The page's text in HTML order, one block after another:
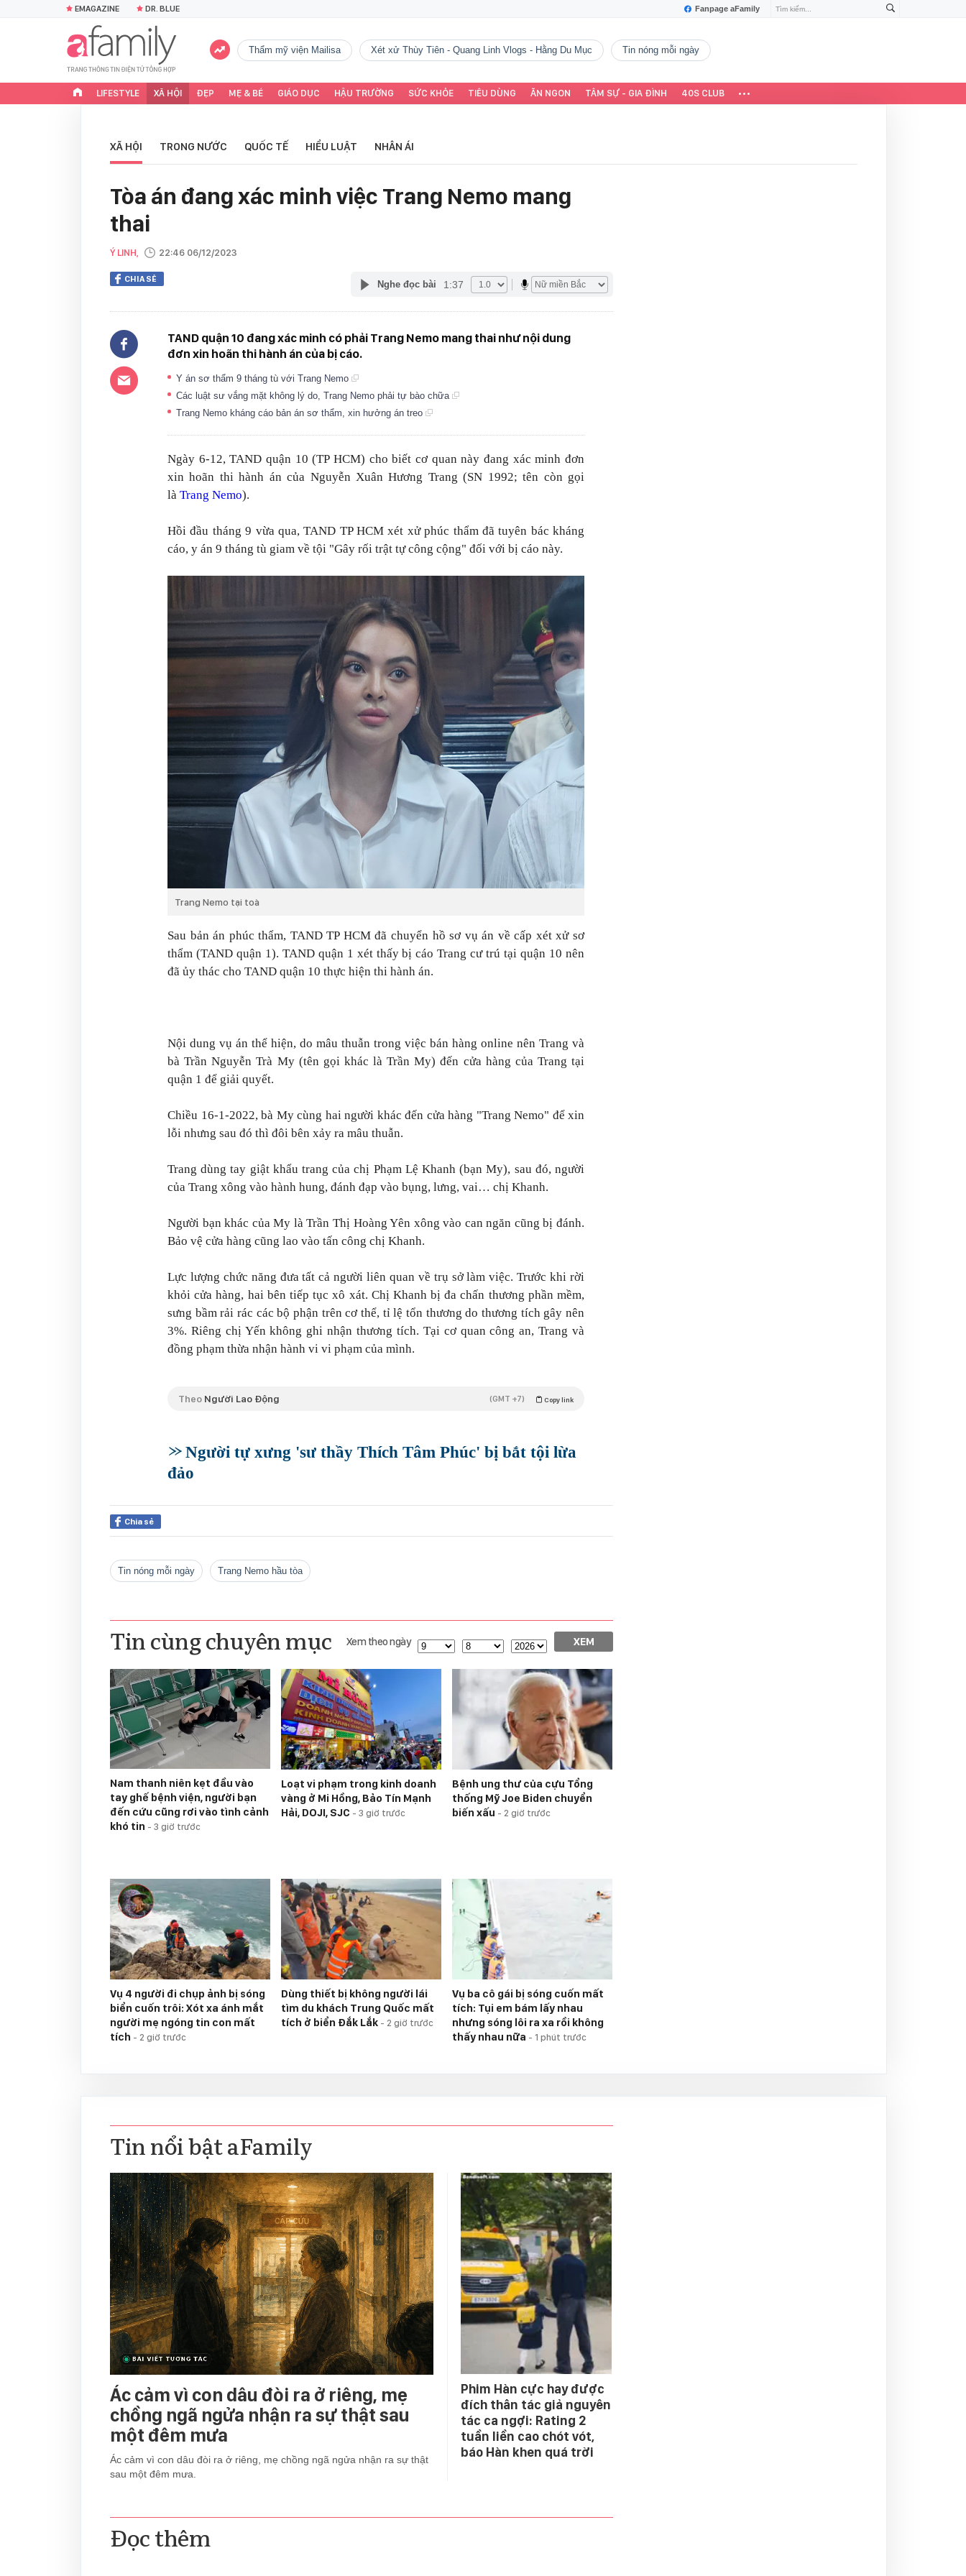
Fanpage aFamily
EMAGAZINE DR. BLUE
Thẩm mỹ viện Mailisa Xét xử Thùy Tiên - Quang Linh Vlogs - Hằng Du Mục tin nóng mỗi ngày
LIFESTYLE XÃ HỘI ĐẸP MẸ & BÉ GIÁO DỤC HẬU TRƯỜNG SỨC KHỎE TIÊU DÙNG ĂN NGON TÂM SỰ - GIA ĐÌNH 40S CLUB
XÃ HỘI TRONG NƯỚC QUỐC TẾ HIỂU LUẬT NHÂN ÁI
Tòa án đang xác minh việc Trang Nemo mang
thai
Ý LINH, 22:46 06/12/2023
CHIA SẺ Nghe đọc bài 1:37
TAND quận 10 đang xác minh có phải Trang Nemo mang thai như nội dung
đơn xin hoãn thi hành án của bị cáo.
Y án sơ thẩm 9 tháng tù với Trang Nemo
Các luật sư vắng mặt không lý do, Trang Nemo phải tự bào chữa
Trang Nemo kháng cáo bản án sơ thẩm, xin hưởng án treo
Ngày 6-12, TAND quận 10 (TP HCM) cho biết cơ quan này đang xác minh đơn
xin hoãn thi hành án của Nguyễn Xuân Hương Trang (SN 1992; tên còn gọi
là Trang Nemo).
Hồi đầu tháng 9 vừa qua, TAND TP HCM xét xử phúc thẩm đã tuyên bác kháng
cáo, y án 9 tháng tù giam về tội "Gây rối trật tự công cộng" đối với bị cáo này.
Trang Nemo tại toà
Sau bản án phúc thẩm, TAND TP HCM đã chuyển hồ sơ vụ án về cấp xét xử sơ
thẩm (TAND quận 1). TAND quận 1 xét thấy bị cáo Trang cư trú tại quận 10 nên
đã ủy thác cho TAND quận 10 thực hiện thi hành án.
Nội dung vụ án thể hiện, do mâu thuẫn trong việc bán hàng online nên Trang và
bà Trần Nguyễn Trà My (tên gọi khác là Trần My) đến cửa hàng của Trang tại
quận 1 để giải quyết.
Chiều 16-1-2022, bà My cùng hai người khác đến cửa hàng "Trang Nemo" để xin
lỗi nhưng sau đó thì đôi bên xảy ra mâu thuẫn.
Trang dùng tay giật khẩu trang của chị Phạm Lệ Khanh (bạn My), sau đó, người
của Trang xông vào hành hung, đánh đạp vào bụng, lưng, vai… chị Khanh.
Người bạn khác của My là Trần Thị Hoàng Yên xông vào can ngăn cũng bị đánh.
Bảo vệ cửa hàng cũng lao vào tấn công chị Khanh.
Lực lượng chức năng đưa tất cả người liên quan về trụ sở làm việc. Trước khi rời
khỏi cửa hàng, hai bên tiếp tục xô xát. Chị Khanh bị đa chấn thương phần mềm,
sưng bầm rải rác các bộ phận trên cơ thể, tỉ lệ tổn thương do thương tích gây nên
3%. Riêng chị Yến không ghi nhận thương tích. Tại cơ quan công an, Trang và
đồng phạm thừa nhận hành vi vi phạm của mình.
Theo Người Lao Động Copy link
(GMT +7)
Người tự xưng 'sư thầy Thích Tâm Phúc' bị bắt tội lừa
đảo
Chia sẻ
tin nóng mỗi ngày Trang Nemo hầu tòa
Tin cùng chuyên mục Xem theo ngày XEM
Nam thanh niên kẹt đầu vào
tay ghế bệnh viện, người bạn
đến cứu cũng rơi vào tình cảnh
khó tin - 3 giờ trước
Loạt vi phạm trong kinh doanh
vàng ở Mi Hồng, Bảo Tín Mạnh
Hải, DOJI, SJC - 3 giờ trước
Bệnh ung thư của cựu Tổng
thống Mỹ Joe Biden chuyển
biến xấu - 2 giờ trước
Vụ 4 người đi chụp ảnh bị sóng
biển cuốn trôi: Xót xa ánh mắt
người mẹ ngóng tin con mất
tích - 2 giờ trước
Dùng thiết bị không người lái
tìm du khách Trung Quốc mất
tích ở biển Đắk Lắk - 2 giờ trước
Vụ ba cô gái bị sóng cuốn mất
tích: Tụi em bám lấy nhau
nhưng sóng lôi ra xa rồi không
thấy nhau nữa - 1 phút trước
Tin nổi bật aFamily
Ác cảm vì con dâu đòi ra ở riêng, mẹ
chồng ngã ngửa nhận ra sự thật sau
một đêm mưa
Ác cảm vì con dâu đòi ra ở riêng, mẹ chồng ngã ngửa nhận ra sự thật
sau một đêm mưa.
Phim Hàn cực hay được
đích thân tác giả nguyên
tác ca ngợi: Rating 2
tuần liền cao chót vót,
báo Hàn khen quá trời
Đọc thêm